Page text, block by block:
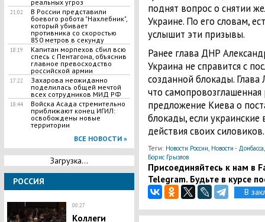
реальных угроз
21:02
В России представили
боевого робота "Нахлебник",
который убивает
противника со скоростью
850 метров в секунду
18:19
Капитан морпехов сбил всю
спесь с Пентагона, объяснив
главное превосходство
российской армии
17:22
Захарова неожиданно
поделилась общей мечтой
всех сотрудников МИД РФ
18:44
Войска Асада стремительно
приближают конец ИГИЛ:
освобождены новые
территории
ВСЕ НОВОСТИ »
Загрузка...
РОССИЯ
00:27
Коллеги
поднят вопрос о снятии
Украине. По его словам,
услышит эти призывы.
Ранее глава ДНР
Украина не справится с
созданной блокады.
что самопровозглашенная
предложение Киева о
блокады, если украинские
действия своих
Теги: Новости России, Новости - Донбасса
Борис Грызлов
Присоединяйтесь к нам в
Telegram. Будьте в курсе
В